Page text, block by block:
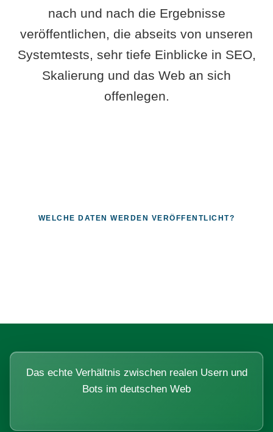
nach und nach die Ergebnisse
veröffentlichen, die abseits von unseren
Systemtests, sehr tiefe Einblicke in SEO,
Skalierung und das Web an sich
offenlegen.
WELCHE DATEN WERDEN VERÖFFENTLICHT?
Das echte Verhältnis zwischen realen Usern und
Bots im deutschen Web